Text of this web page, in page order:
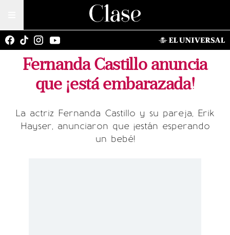
Fernanda Castillo anuncia
que ¡está embarazada!
La actriz Fernanda Castillo y su pareja, Erik
Hayser, anunciaron que ¡están esperando
un bebé!